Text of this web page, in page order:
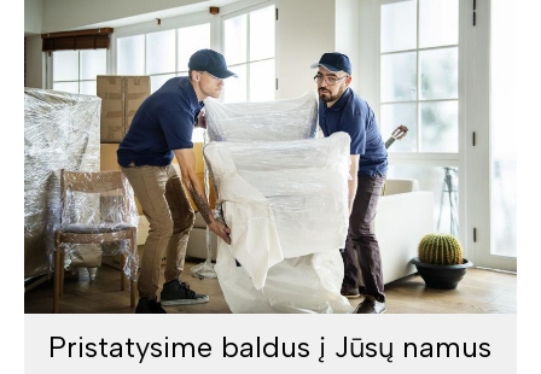
Pristatysime baldus į Jūsų namus